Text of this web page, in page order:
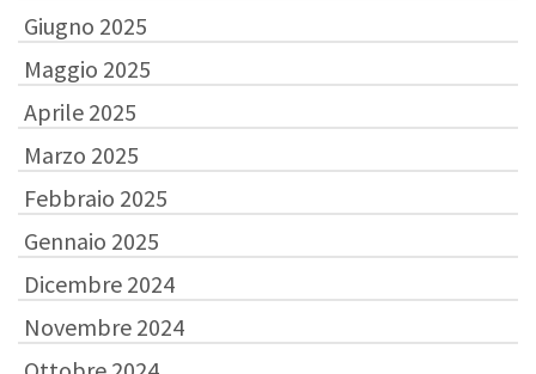
Giugno 2025
Maggio 2025
Aprile 2025
Marzo 2025
Febbraio 2025
Gennaio 2025
Dicembre 2024
Novembre 2024